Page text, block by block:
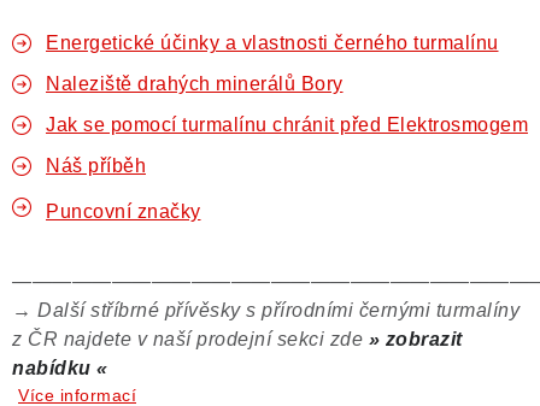
Energetické účinky a vlastnosti černého turmalínu
Naleziště drahých minerálů Bory
Jak se pomocí turmalínu chránit před Elektrosmogem
Náš příběh
Puncovní značky
→ Další stříbrné přívěsky s přírodními černými turmalíny
z ČR najdete v naší prodejní sekci zde » zobrazit
nabídku «
Více informací